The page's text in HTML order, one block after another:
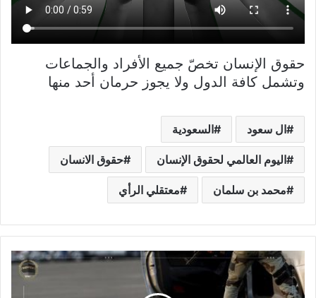
حقوق الإنسان تخصّ جميع الأفراد والجماعات
وتشمل كافة الدول ولا يجوز حرمان أحد منها
ال سعود السعودية
اليوم العالمي لحقوق الإنسان حقوق الانسان
محمد بن سلمان معتقلي الرأي